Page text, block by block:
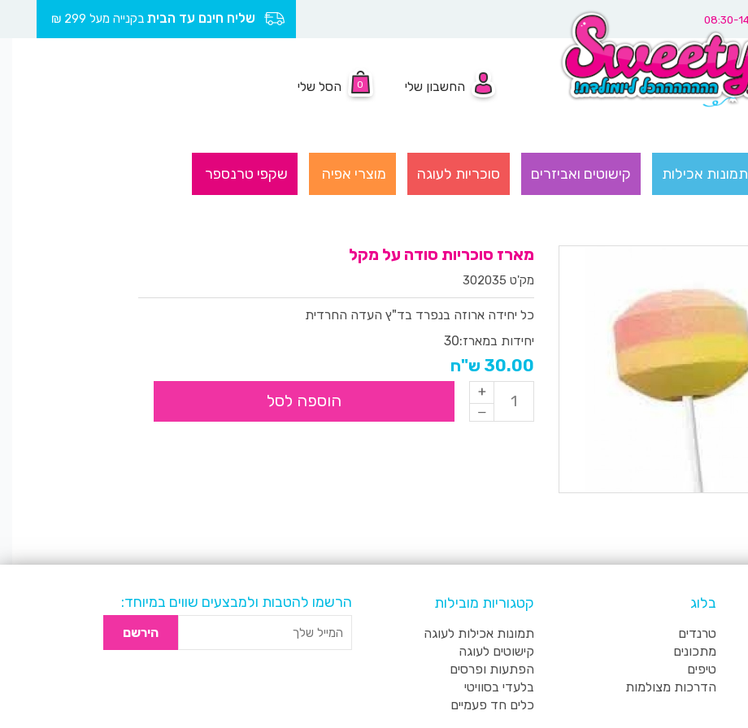
שליח חינם עד הבית בקנייה מעל 299 ₪
החשבון שלי 0 הסל שלי
תמונות אכילות קישוטים ואביזרים סוכריות לעוגה מוצרי אפיה שקפי טרנספר
מארז סוכריות סודה על מקל
מק'ט 302035
כל יחידה ארוזה בנפרד בד"ץ העדה החרדית
יחידות במארז:30
30.00 ש"ח
הוספה לסל
בלוג
טרנדים
מתכונים
טיפים
הדרכות מצולמות
קטגוריות מובילות
תמונות אכילות לעוגה
קישוטים לעוגה
הפתעות ופרסים
בלעדי בסוויטי
כלים חד פעמיים
הרשמו להטבות ולמבצעים שווים במיוחד:
הירשם